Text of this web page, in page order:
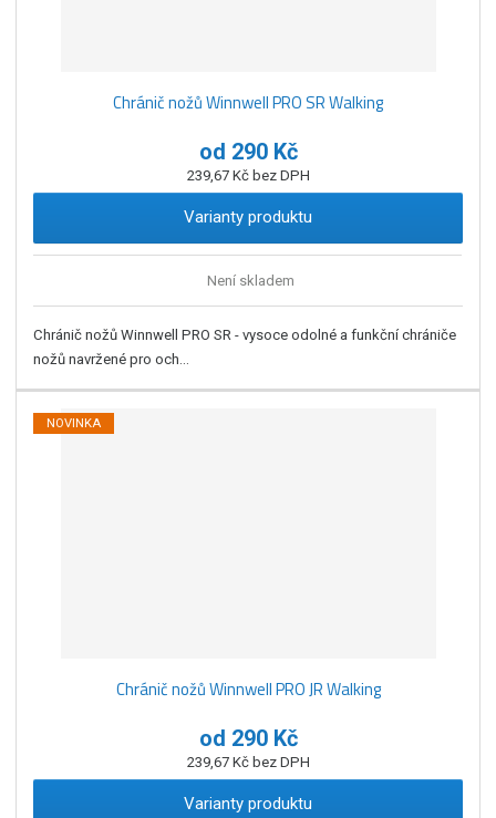
Chránič nožů Winnwell PRO SR Walking
od 290 Kč
239,67 Kč bez DPH
Varianty produktu
Není skladem
Chránič nožů Winnwell PRO SR - vysoce odolné a funkční chrániče
nožů navržené pro och...
NOVINKA
Chránič nožů Winnwell PRO JR Walking
od 290 Kč
239,67 Kč bez DPH
Varianty produktu